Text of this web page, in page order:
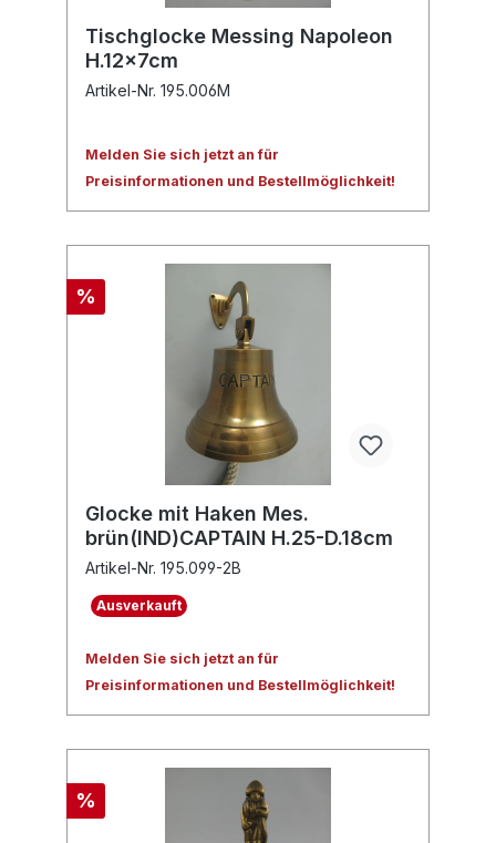
Tischglocke Messing Napoleon
H.12x7cm
Artikel-Nr. 195.006M
Melden Sie sich jetzt an für
Preisinformationen und Bestellmöglichkeit!
%
Glocke mit Haken Mes.
brün(IND)CAPTAIN H.25-D.18cm
Artikel-Nr. 195.099-2B
Ausverkauft
Melden Sie sich jetzt an für
Preisinformationen und Bestellmöglichkeit!
%